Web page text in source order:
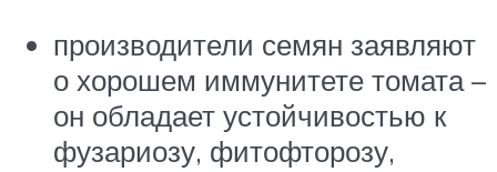
производители семян заявляют
о хорошем иммунитете томата –
он обладает устойчивостью к
фузариозу, фитофторозу,